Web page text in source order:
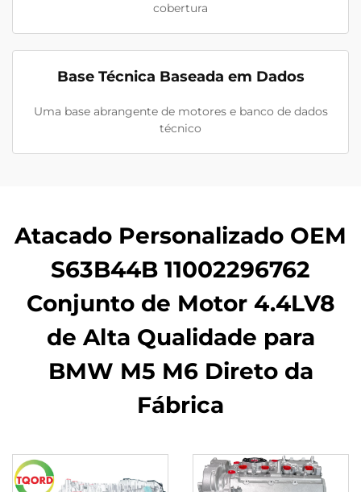
cobertura
Base Técnica Baseada em Dados
Uma base abrangente de motores e banco de dados
técnico
Atacado Personalizado OEM
S63B44B 11002296762
Conjunto de Motor 4.4LV8
de Alta Qualidade para
BMW M5 M6 Direto da
Fábrica